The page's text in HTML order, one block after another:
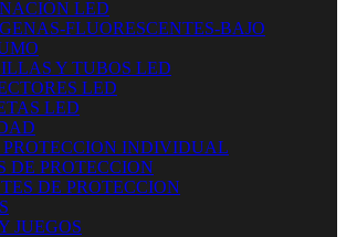
LED
FLUORESCENTES-BAJO
Y TUBOS LED
LED
LED
PROTECCION INDIVIDUAL
DE PROTECCION
DE PROTECCION
JUEGOS